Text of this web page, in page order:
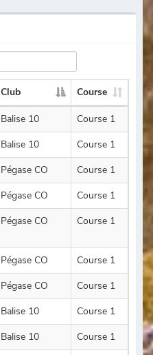
Club Course
Balise 10
Course 1
Balise 10
Course 1
Pégase CO
Course 1
Pégase CO
Course 1
Pégase CO Course 1
Pégase CO
Course 1
Pégase CO
Course 1
Balise 10
Course 1
Balise 10
Course 1